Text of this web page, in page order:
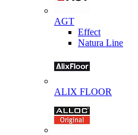
AGT
Effect
Natura Line
ALIX FLOOR